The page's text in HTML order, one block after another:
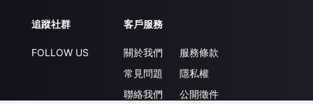
追蹤社群
FOLLOW US
客戶服務
關於我們
常見問題
聯絡我們
服務條款
隱私權
公開徵件